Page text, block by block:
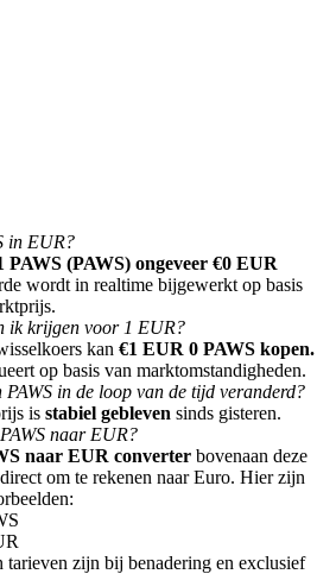
om contante beloningen te ontvangen
in EUR?
PAWS (PAWS) ongeveer €0 EUR
wordt in realtime bijgewerkt op basis
ik krijgen voor 1 EUR?
kan €1 EUR 0 PAWS kopen.
op basis van marktomstandigheden.
in de loop van de tijd veranderd?
is stabiel gebleven sinds gisteren.
naar EUR?
naar EUR converter bovenaan deze
om te rekenen naar Euro. Hier zijn
tarieven zijn bij benadering en exclusief